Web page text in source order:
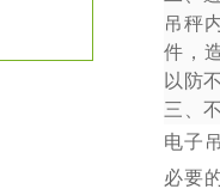
吊秤
件，
以防
三、
电子
必要